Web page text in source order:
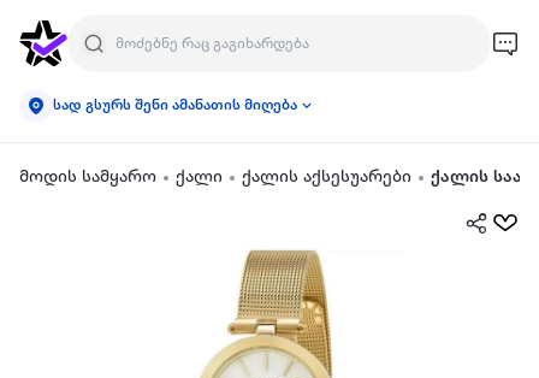
სად გსურს შენი ამანათის მიღება
მოდის სამყარო ქალი ქალის აქსესუარები ქალის